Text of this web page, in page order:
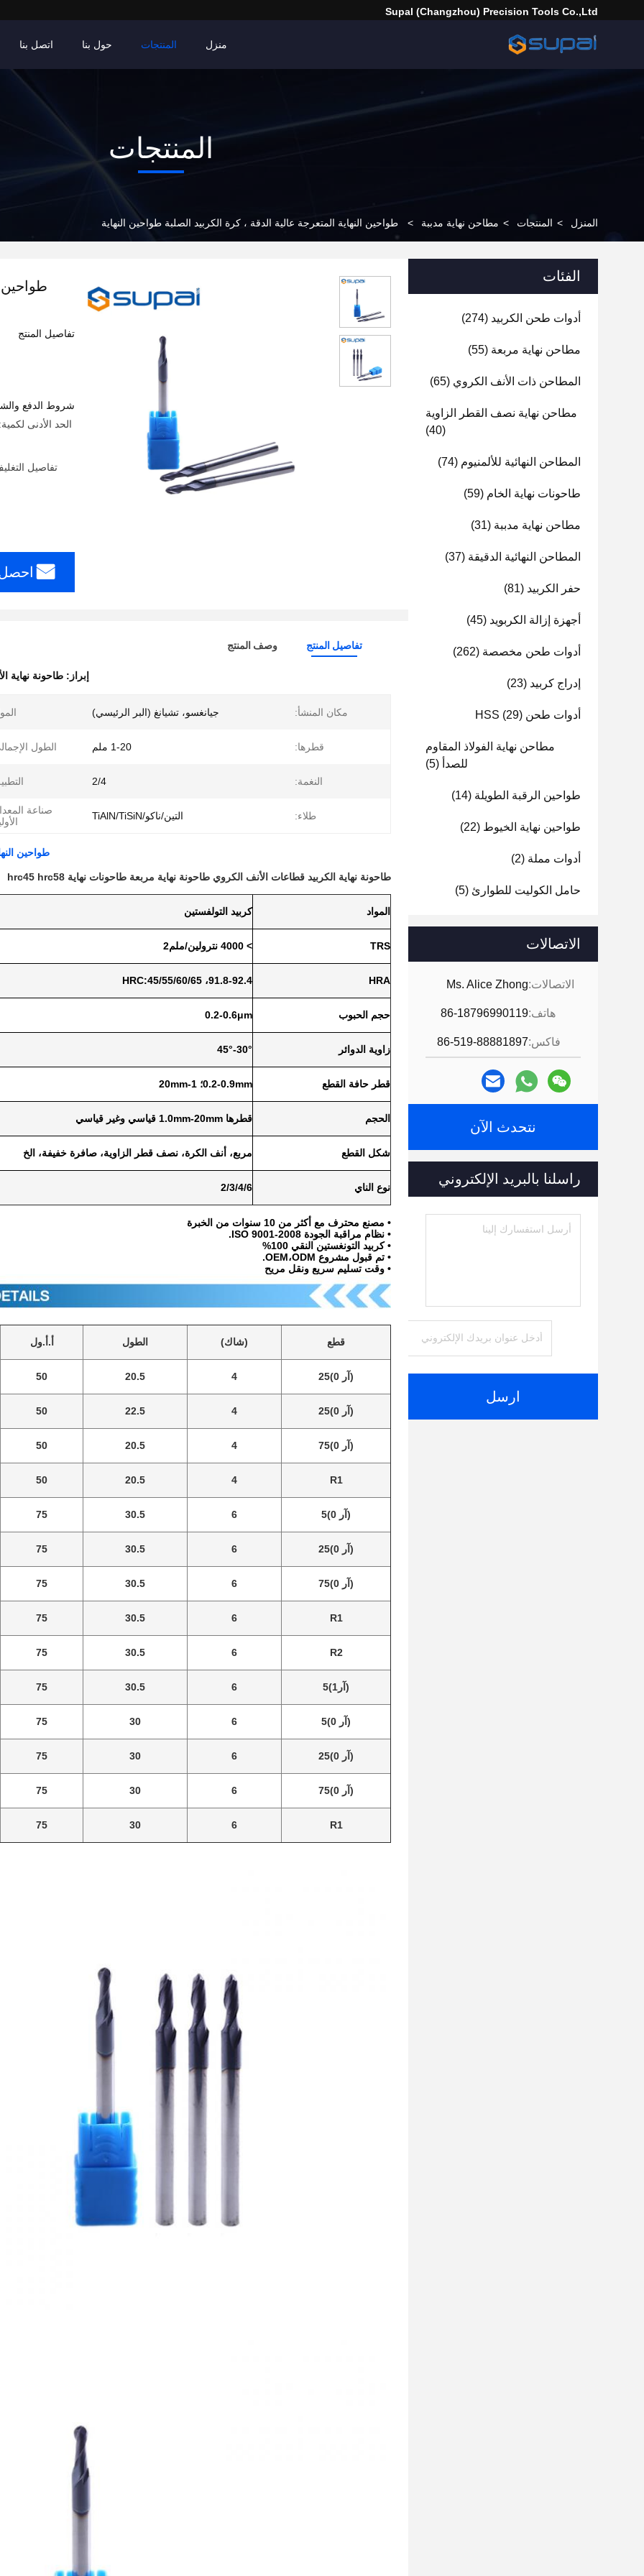
Supal (Changzhou) Precision Tools Co.,Ltd
منزل المنتجات حول بنا اتصل بنا
المنتجات
المنزل > المنتجات > مطاحن نهاية مدببة > طواحين النهاية المتعرجة عالية الدقة ، كرة الكربيد الصلبة طواحين النهاية
الفئات
أدوات طحن الكربيد (274)
مطاحن نهاية مربعة (55)
المطاحن ذات الأنف الكروي (65)
مطاحن نهاية نصف القطر الزاوية
(40)
المطاحن النهائية للألمنيوم (74)
طاحونات نهاية الخام (59)
مطاحن نهاية مدببة (31)
المطاحن النهائية الدقيقة (37)
حفر الكربيد (81)
أجهزة إزالة الكربويد (45)
أدوات طحن مخصصة (262)
إدراج كربيد (23)
أدوات طحن HSS (29)
مطاحن نهاية الفولاذ المقاوم
للصدأ (5)
طواحين الرقبة الطويلة (14)
طواحين نهاية الخيوط (22)
أدوات مملة (2)
حامل الكوليت للطوارئ (5)
الاتصالات
الاتصالات:Ms. Alice Zhong
هاتف:86-18796990119
فاكس:86-519-88881897
نتحدث الآن
راسلنا بالبريد الإلكتروني
ارسل
طواحين
تفاصيل المنتج
شروط الدفع
تفاصيل
تفاصيل المنتج وصف المنتج
إبراز: طاحونة نهاية
مكان المنشأ: جيانغسو، تشيانغ (البر الرئيسي)
قطرها: 1-20 ملم الطول
النغمة: 2/4
طلاء: التين/ناكو/TiAlN/TiSiN
صناعة
طواحين
طاحونة نهاية الكربيد قطاعات الأنف الكروي طاحونة نهاية مربعة طاحونات نهاية hrc45 hrc58
المواد كربيد التولفستين
TRS > 4000 نترولين/ملم2
HRA 91.8-92.4، HRC:45/55/60/65
حجم الحبوب 0.2-0.6μm
زاوية الدوائر 30°-45°
قطر حافة القطع 0.2-0.9mm؛ 1-20mm
الحجم قطرها 1.0mm-20mm قياسي وغير قياسي
شكل القطع مربع، أنف الكرة، نصف قطر الزاوية، صافرة خفيفة، الخ
نوع الناي 2/3/4/6
• مصنع محترف مع أكثر من 10 سنوات من الخبرة
• نظام مراقبة الجودة ISO 9001-2008.
• كربيد التونغستين النقي 100%
• تم قبول مشروع OEM،ODM.
• وقت تسليم سريع ونقل مريح
قطع (شاك) الطول أ.أ.ول
(آر 0)25 4
20.5
50
(آر 0)25 4
22.5
50
(آر 0)75 4
20.5
50
R1
4
20.5
50
(آر 0)5 6
30.5
75
(آر 0)25 6
30.5
75
(آر 0)75 6
30.5
75
R1
6
30.5
75
R2
6
30.5
75
(آر1)5 6
30.5
75
(آر 0)5 6
30
75
(آر 0)25 6
30
75
(آر 0)75 6
30
75
R1
6
30
75